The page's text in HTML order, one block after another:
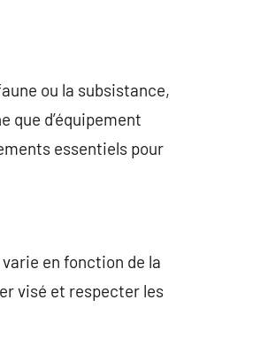
ou la subsistance,
que d’équipement
essentiels pour
en fonction de la
visé et respecter les